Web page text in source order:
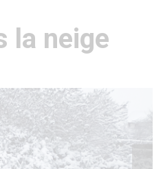
la neige